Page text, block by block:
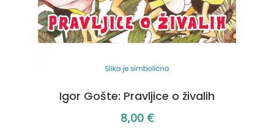
Igor Gošte: Pravljice o živalih
8,00 €